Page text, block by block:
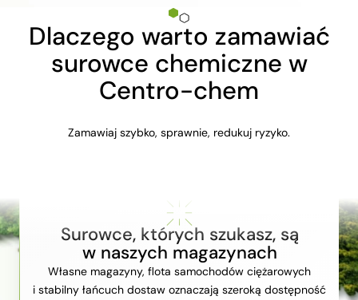
Dlaczego warto zamawiać
surowce chemiczne w
Centro-chem
Zamawiaj szybko, sprawnie, redukuj ryzyko.
Surowce, których szukasz, są
w naszych magazynach
Własne magazyny, flota samochodów ciężarowych
i stabilny łańcuch dostaw oznaczają szeroką dostępność